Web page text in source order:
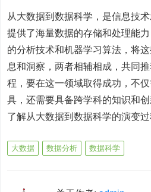
从大数据到数据科学，是信息技
提供了海量数据的存储和处理能
的分析技术和机器学习算法，将
息和洞察，两者相辅相成，共同
程，要在这一领域取得成功，不
具，还需要具备跨学科的知识和
了解从大数据到数据科学的演变过
大数据 数据分析 数据科学